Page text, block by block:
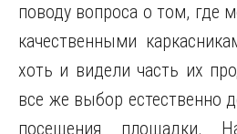
поводу вопроса о том, где
качественными
хоть и видели часть их
все же выбор естественно
посещения площадки.